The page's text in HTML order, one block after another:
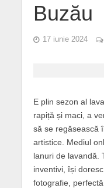
Buzău
17 iunie 2024
E plin sezon al
rapiță și maci, a
să se regăsească
artistice. Mediul
lanuri de lavandă.
inventivi, își
fotografie,